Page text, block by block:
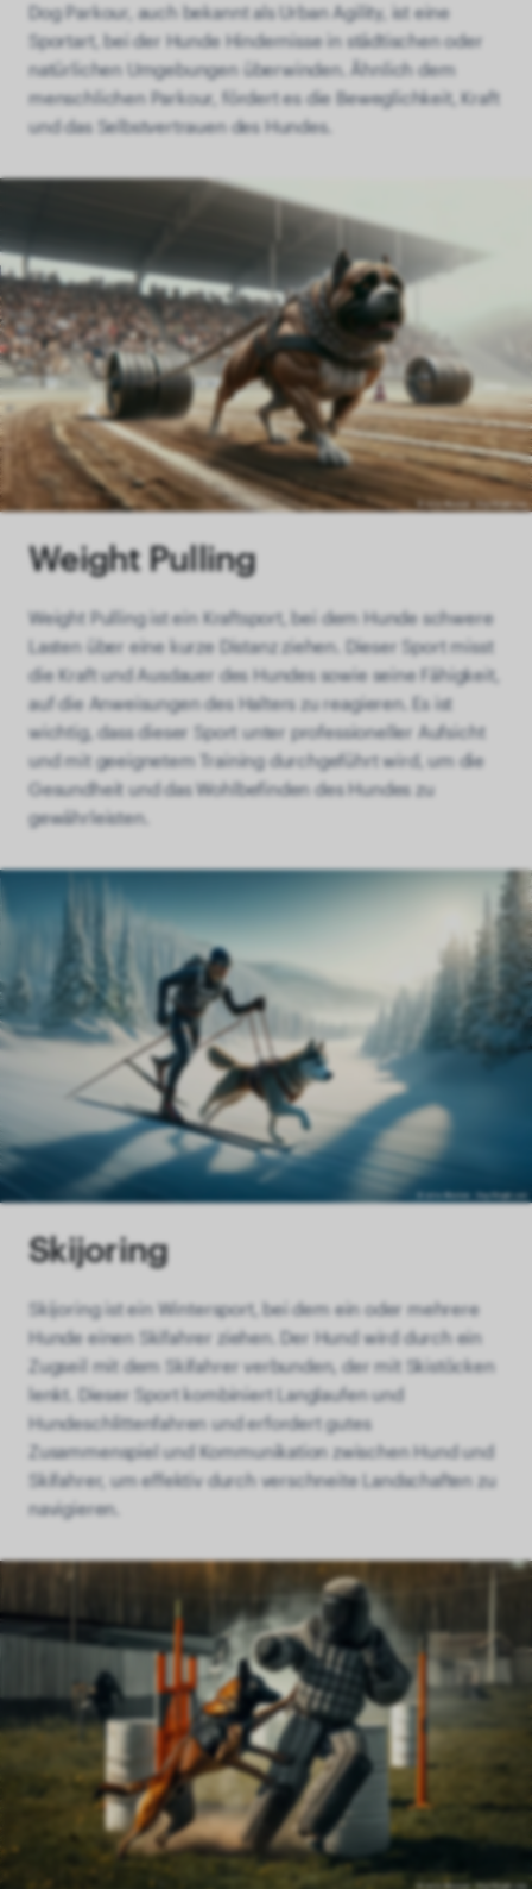
Dog Parkour, auch bekannt als Urban Agility, ist eine
Sportart, bei der Hunde Hindernisse in städtischen oder
natürlichen Umgebungen überwinden. Ähnlich dem
menschlichen Parkour, fördert es die Beweglichkeit, Kraft
und das Selbstvertrauen des Hundes.
Weight Pulling
Weight Pulling ist ein Kraftsport, bei dem Hunde schwere
Lasten über eine kurze Distanz ziehen. Dieser Sport misst
die Kraft und Ausdauer des Hundes sowie seine Fähigkeit,
auf die Anweisungen des Halters zu reagieren. Es ist
wichtig, dass dieser Sport unter professioneller Aufsicht
und mit geeignetem Training durchgeführt wird, um die
Gesundheit und das Wohlbefinden des Hundes zu
gewährleisten.
Skijoring
Skijoring ist ein Wintersport, bei dem ein oder mehrere
Hunde einen Skifahrer ziehen. Der Hund wird durch ein
Zugseil mit dem Skifahrer verbunden, der mit Skistöcken
lenkt. Dieser Sport kombiniert Langlaufen und
Hundeschlittenfahren und erfordert gutes
Zusammenspiel und Kommunikation zwischen Hund und
Skifahrer, um effektiv durch verschneite Landschaften zu
navigieren.